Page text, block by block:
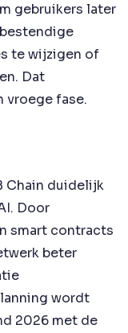
gebruikers later
te wijzigen of
Dat
vroege fase.
Chain duidelijk
Door
smart contracts
beter
wordt
2026 met de